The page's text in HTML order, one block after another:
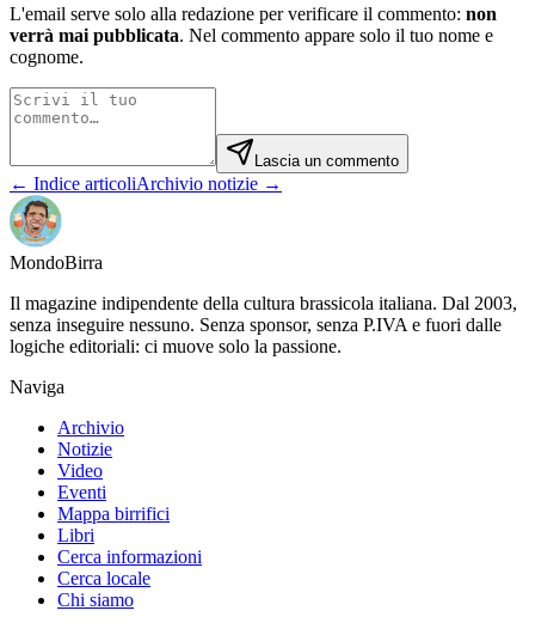
L'email serve solo alla redazione per verificare il commento: non
verrà mai pubblicata. Nel commento appare solo il tuo nome e
cognome.
Lascia un commento
← Indice articoliArchivio notizie →
MondoBirra
Il magazine indipendente della cultura brassicola italiana. Dal 2003,
senza inseguire nessuno. Senza sponsor, senza P.IVA e fuori dalle
logiche editoriali: ci muove solo la passione.
Naviga
Archivio
Notizie
Video
Eventi
Mappa birrifici
Libri
Cerca informazioni
Cerca locale
Chi siamo